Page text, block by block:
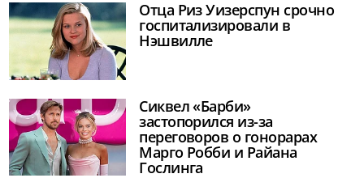
Отца Риз Уизерспун срочно
госпитализировали в
Нэшвилле
Сиквел «Барби»
застопорился из-за
переговоров о гонорарах
Марго Робби и Райана
Гослинга